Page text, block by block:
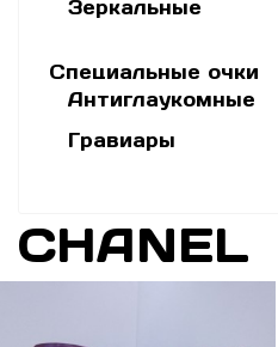
Зеркальные
Специальные очки
Антиглаукомные
Гравиары
CHANEL